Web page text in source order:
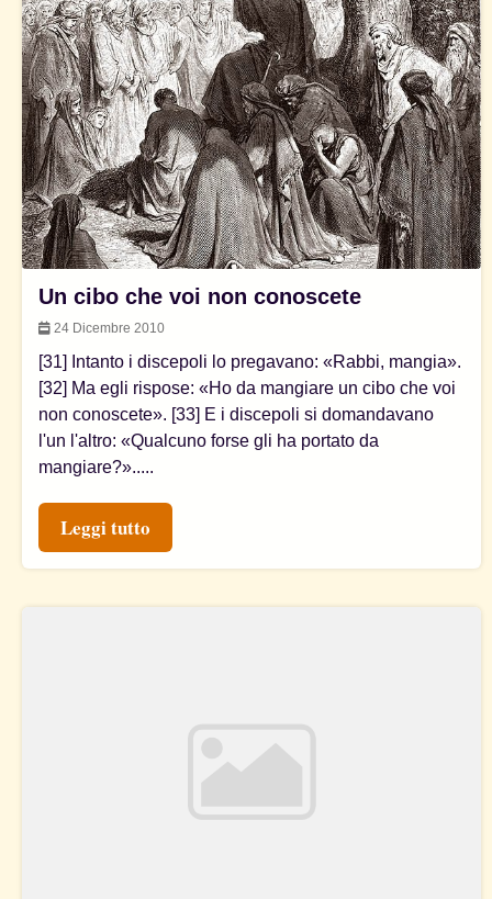
Un cibo che voi non conoscete
24 Dicembre 2010
[31] Intanto i discepoli lo pregavano: «Rabbi, mangia».
[32] Ma egli rispose: «Ho da mangiare un cibo che voi
non conoscete». [33] E i discepoli si domandavano
l'un l'altro: «Qualcuno forse gli ha portato da
mangiare?».....
Leggi tutto